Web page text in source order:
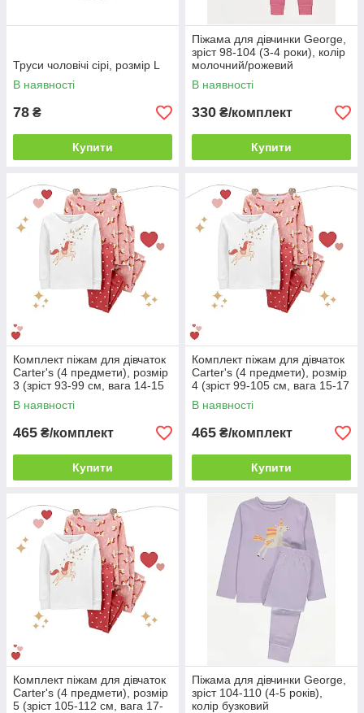
Труси чоловічі сірі, розмір L
В наявності
78 ₴
Купити
Піжама для дівчинки George,
зріст 98-104 (3-4 роки), колір
молочний/рожевий
В наявності
330 ₴/комплект
Купити
Комплект піжам для дівчаток
Carter's (4 предмети), розмір
3 (зріст 93-99 см, вага 14-15
кг)
В наявності
465 ₴/комплект
Купити
Комплект піжам для дівчаток
Carter's (4 предмети), розмір
4 (зріст 99-105 см, вага 15-17
кг)
В наявності
465 ₴/комплект
Купити
Комплект піжам для дівчаток
Carter's (4 предмети), розмір
5 (зріст 105-112 см, вага 17-
Піжама для дівчинки George,
зріст 104-110 (4-5 років),
колір бузковий